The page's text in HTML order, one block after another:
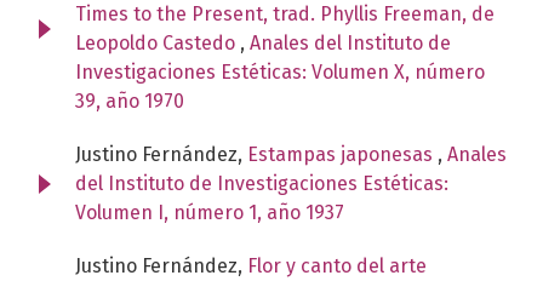
Times to the Present, trad. Phyllis Freeman, de
Leopoldo Castedo , Anales del Instituto de
Investigaciones Estéticas: Volumen X, número
39, año 1970
Justino Fernández, Estampas japonesas , Anales
del Instituto de Investigaciones Estéticas:
Volumen I, número 1, año 1937
Justino Fernández, Flor y canto del arte